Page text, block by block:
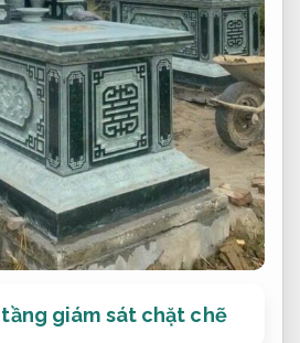
giám sát chặt chẽ